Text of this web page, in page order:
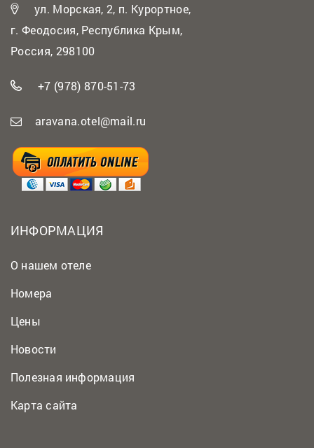
ул. Морская, 2, п. Курортное,
г. Феодосия, Республика Крым,
Россия, 298100
+7 (978) 870-51-73
aravana.otel@mail.ru
ИНФОРМАЦИЯ
О нашем отеле
Номера
Цены
Новости
Полезная информация
Карта сайта